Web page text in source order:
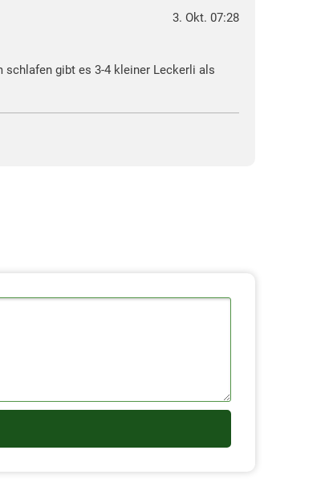
3. Okt. 07:28
schlafen gibt es 3-4 kleiner Leckerli als